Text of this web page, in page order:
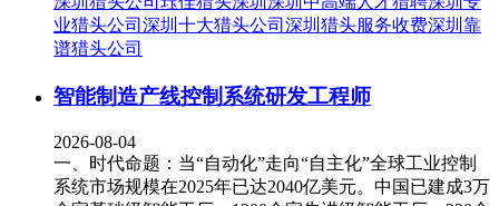
业猎头公司 深圳十大猎头公司 深圳猎头服务收费深圳靠
谱猎头公司
智能制造产线控制系统研发工程师
2026-08-04
一、时代命题：当“自动化”走向“自主化”全球工业控制
系统市场规模在2025年已达2040亿美元。中国已建成3万